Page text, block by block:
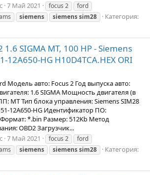
7 Май 2021 focus 2
ford
siemens siemenssim28
Категория:
1.6 SIGMA MT, 100 HP - Siemens
12A650-HG H10D4TCA.HEX ORI
Модель авто: Focus 2 Год выпуска авто:
1.6 SIGMA Мощность двигателя (в
MT Тип блока управления: Siemens SIM28
12A650-HG Идентификатор ПО:
Формат: *.bin Размер: 512Kb Метод
OBD2 Загрузчик...
7 Май 2021 focus 2
ford
siemens siemenssim28
Категория: